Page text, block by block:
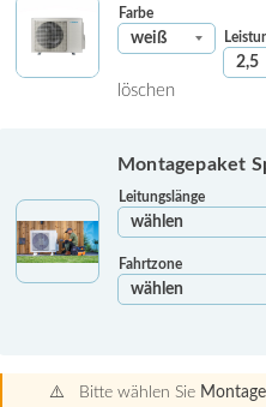
Farbe
löschen
Montagepaket
Leitungslänge
Fahrtzone
⚠️ Bitte wählen Sie